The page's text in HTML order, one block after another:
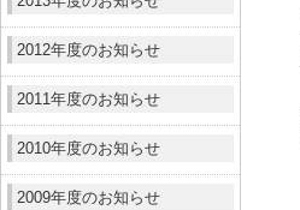
2012年度のお知らせ
2011年度のお知らせ
2010年度のお知らせ
2009年度のお知らせ